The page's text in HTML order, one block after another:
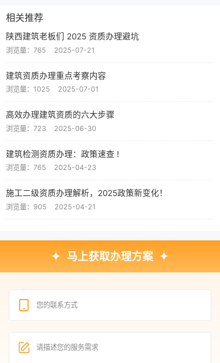
相关推荐
陕西建筑老板们 2025 资质办理避坑
浏览量：765 2025-07-21
建筑资质办理重点考察内容
浏览量：1025 2025-07-01
高效办理建筑资质的六大步骤
浏览量：723 2025-06-30
建筑检测资质办理：政策速查 !
浏览量：765 2025-04-23
施工二级资质办理解析，2025政策新变化！
浏览量：905 2025-04-21
马上获取办理方案